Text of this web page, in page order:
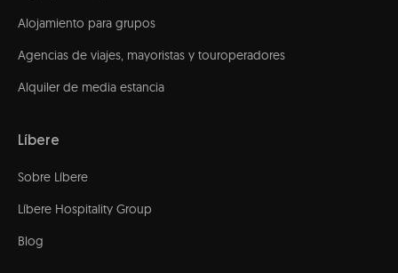
Alojamiento para grupos
Agencias de viajes, mayoristas y touroperadores
Alquiler de media estancia
Líbere
Sobre Líbere
Líbere Hospitality Group
Blog